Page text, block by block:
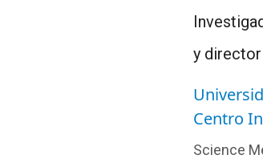
y
Centro
Science